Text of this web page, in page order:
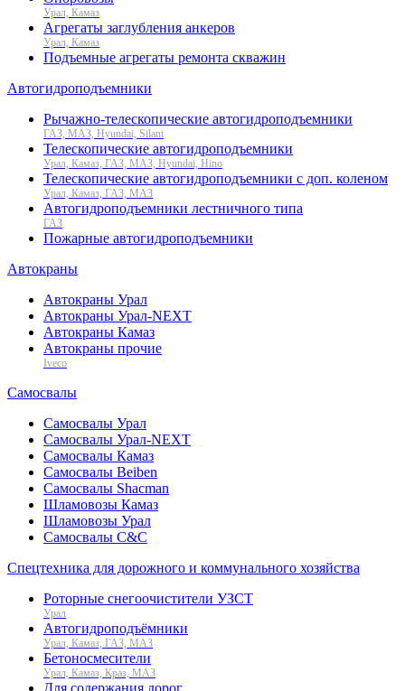
Урал, Камаз
Агрегаты заглубления анкеров
Урал, Камаз
Подъемные агрегаты ремонта скважин
Автогидроподъемники
Рычажно-телескопические автогидроподъемники
ГАЗ, МАЗ, Hyundai, Silant
Телескопические автогидроподъемники
Урал, Камаз, ГАЗ, МАЗ, Hyundai, Hino
Телескопические автогидроподъемники с доп. коленом
Урал, Камаз, ГАЗ, МАЗ
Автогидроподъемники лестничного типа
ГАЗ
Пожарные автогидроподъемники
Автокраны
Автокраны Урал
Автокраны Урал-NEXT
Автокраны Камаз
Автокраны прочие
Iveco
Самосвалы
Самосвалы Урал
Самосвалы Урал-NEXT
Самосвалы Камаз
Самосвалы Beiben
Самосвалы Shacman
Шламовозы Камаз
Шламовозы Урал
Самосвалы C&C
Спецтехника для дорожного и коммунального хозяйства
Роторные снегоочистители УЗСТ
Урал
Автогидроподъёмники
Урал, Камаз, ГАЗ, МАЗ
Бетоносмесители
Урал, Камаз, Краз, МАЗ
Для содержания дорог